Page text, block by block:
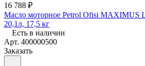
16 788 ₽
Масло моторное Petrol Ofisi MAXIMUS
20,1л, 17,5 кг
Есть в наличии
Арт. 400000500
Заказать